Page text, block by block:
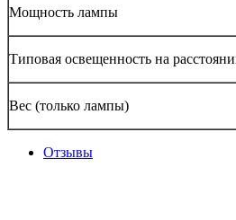
Мощность лампы
Типовая освещенность на
Вес (только лампы)
Отзывы